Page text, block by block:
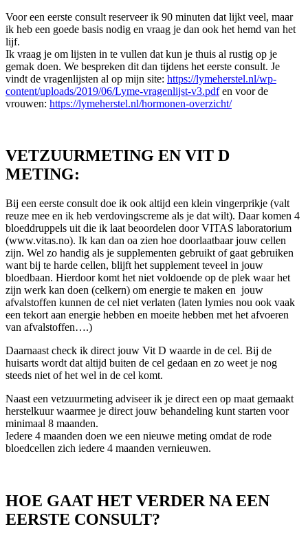
Voor een eerste consult reserveer ik 90 minuten dat lijkt veel, maar
ik heb een goede basis nodig en vraag je dan ook het hemd van het
lijf.
Ik vraag je om lijsten in te vullen dat kun je thuis al rustig op je
gemak doen. We bespreken dit dan tijdens het eerste consult. Je
vindt de vragenlijsten al op mijn site: https://lymeherstel.nl/wp-
content/uploads/2019/06/Lyme-vragenlijst-v3.pdfen voor de
vrouwen: https://lymeherstel.nl/hormonen-overzicht/
VETZUURMETING EN VIT D
METING:
Bij een eerste consult doe ik ook altijd een klein vingerprikje (valt
reuze mee en ik heb verdovingscreme als je dat wilt). Daar komen 4
bloeddruppels uit die ik laat beoordelen door VITAS laboratorium
(www.vitas.no). Ik kan dan oa zien hoe doorlaatbaar jouw cellen
zijn. Wel zo handig als je supplementen gebruikt of gaat gebruiken
want bij te harde cellen, blijft het supplement teveel in jouw
bloedbaan. Hierdoor komt het niet voldoende op de plek waar het
zijn werk kan doen (celkern) om energie te maken en jouw
afvalstoffen kunnen de cel niet verlaten (laten lymies nou ook vaak
een tekort aan energie hebben en moeite hebben met het afvoeren
van afvalstoffen….)
Daarnaast check ik direct jouw Vit D waarde in de cel. Bij de
huisarts wordt dat altijd buiten de cel gedaan en zo weet je nog
steeds niet of het wel in de cel komt.
Naast een vetzuurmeting adviseer ik je direct een op maat gemaakt
herstelkuur waarmee je direct jouw behandeling kunt starten voor
minimaal 8 maanden.
Iedere 4 maanden doen we een nieuwe meting omdat de rode
bloedcellen zich iedere 4 maanden vernieuwen.
HOE GAAT HET VERDER NA EEN
EERSTE CONSULT?